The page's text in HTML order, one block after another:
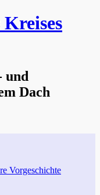
und
Dach
Vorgeschichte